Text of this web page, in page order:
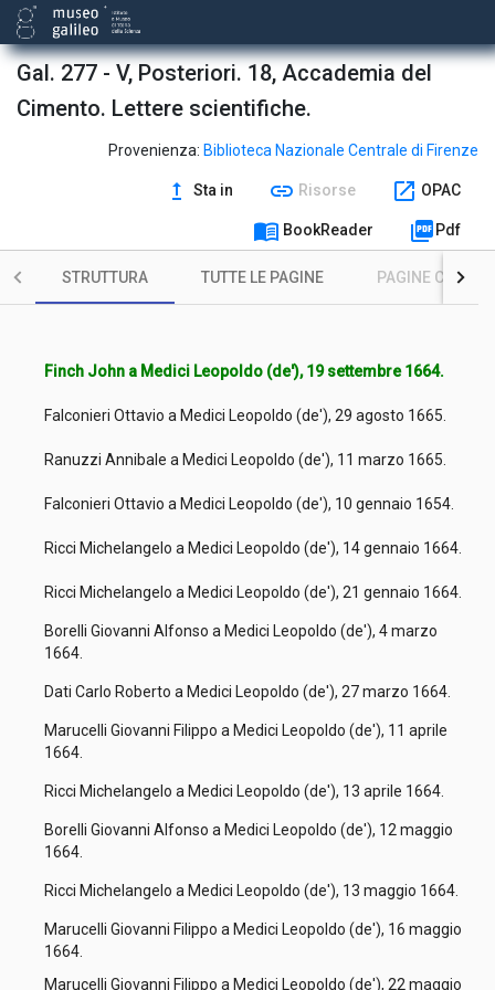
Gal. 277 - V, Posteriori. 18, Accademia del
Cimento. Lettere scientifiche.
Provenienza: Biblioteca Nazionale Centrale di Firenze
upgrade Sta in link Risorse open_in_new OPAC
menu_book BookReader picture_as_pdf Pdf
STRUTTURA TUTTE LE PAGINE PAGINE CON
Finch John a Medici Leopoldo (de'), 19 settembre 1664.
Falconieri Ottavio a Medici Leopoldo (de'), 29 agosto 1665.
Ranuzzi Annibale a Medici Leopoldo (de'), 11 marzo 1665.
Falconieri Ottavio a Medici Leopoldo (de'), 10 gennaio 1654.
Ricci Michelangelo a Medici Leopoldo (de'), 14 gennaio 1664.
Ricci Michelangelo a Medici Leopoldo (de'), 21 gennaio 1664.
Borelli Giovanni Alfonso a Medici Leopoldo (de'), 4 marzo
1664.
Dati Carlo Roberto a Medici Leopoldo (de'), 27 marzo 1664.
Marucelli Giovanni Filippo a Medici Leopoldo (de'), 11 aprile
1664.
Ricci Michelangelo a Medici Leopoldo (de'), 13 aprile 1664.
Borelli Giovanni Alfonso a Medici Leopoldo (de'), 12 maggio
1664.
Ricci Michelangelo a Medici Leopoldo (de'), 13 maggio 1664.
Marucelli Giovanni Filippo a Medici Leopoldo (de'), 16 maggio
1664.
Marucelli Giovanni Filippo a Medici Leopoldo (de'), 22 maggio